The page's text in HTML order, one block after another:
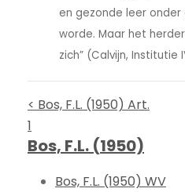
en gezonde leer
worde. Maar het
zich” (Calvijn, Institutie
< Bos, F.L. (1950) Art.
1
Bos, F.L. (1950)
Bos, F.L. (1950) WV